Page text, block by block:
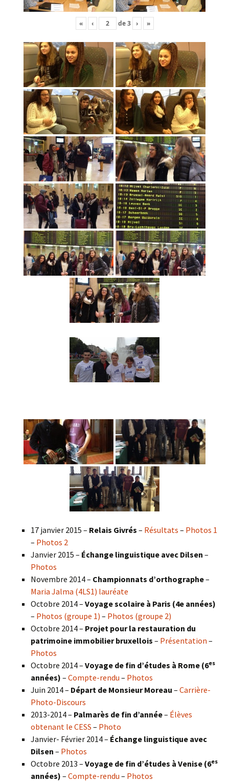
« ‹ de3 › »
17 janvier 2015 – Relais Givrés – Résultats – Photos 1
– Photos 2
Janvier 2015 – Échange linguistique avec Dilsen –
Photos
Novembre 2014 – Championnats d’orthographe–
Maria Jalma (4LS1) lauréate
Octobre 2014 – Voyage scolaire à Paris (4e années)
– Photos (groupe 1) – Photos (groupe 2)
Octobre 2014 – Projet pour la restauration du
patrimoine immobilier bruxellois – Présentation –
Photos
Octobre 2014 – Voyage de fin d’études à Rome (6es
années) – Compte-rendu – Photos
Juin 2014 – Départ de Monsieur Moreau – Carrière-
Photo-Discours
2013-2014 – Palmarès de fin d’année– Élèves
obtenant le CESS – Photo
Janvier- Février 2014 – Échange linguistique avec
Dilsen – Photos
Octobre 2013 – Voyage de fin d’études à Venise (6es
années) – Compte-rendu – Photos